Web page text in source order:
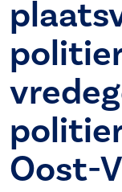
Oost-